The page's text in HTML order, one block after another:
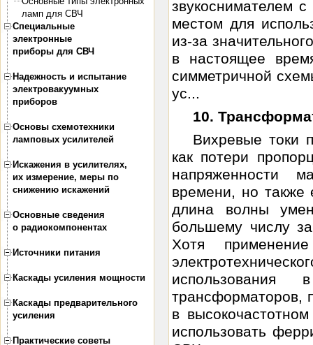
ламп для СВЧ
Специальные
электронные
приборы для СВЧ
Надежность и испытание
электровакуумных
приборов
Основы схемотехники
ламповых усилителей
Искажения в усилителях,
их измерение, меры по
снижению искажений
Основные сведения
о радиокомпонентах
Источники питания
Каскады усиления мощности
Каскады предварительного
усиления
Практические советы
звукоснимателем
местом для
из-за
в настоящее
симметричной
ус...
10.
Вихревые токи
как потери
напряженности
времени, но также
длина волны
большему числу
Хотя
использования
трансформаторов,
в
использовать